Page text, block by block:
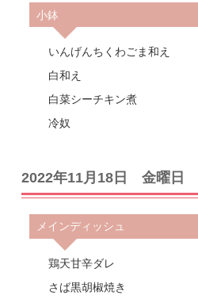
小鉢
いんげんちくわごま和え
白和え
白菜シーチキン煮
冷奴
2022年11月18日 金曜日
メインディッシュ
鶏天甘辛ダレ
さば黒胡椒焼き